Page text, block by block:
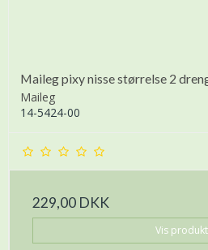
Maileg pixy nisse størrelse 2
Maileg
14-5424-00
229,00 DKK
Vis produkt